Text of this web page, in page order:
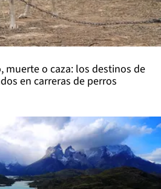
muerte o caza: los destinos de
en carreras de perros